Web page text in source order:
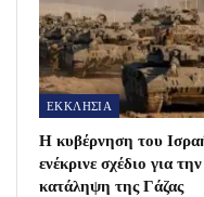
ΕΚΚΛΗΣΙΑ
Η κυβέρνηση του
ενέκρινε σχέδιο για την
κατάληψη της Γάζας